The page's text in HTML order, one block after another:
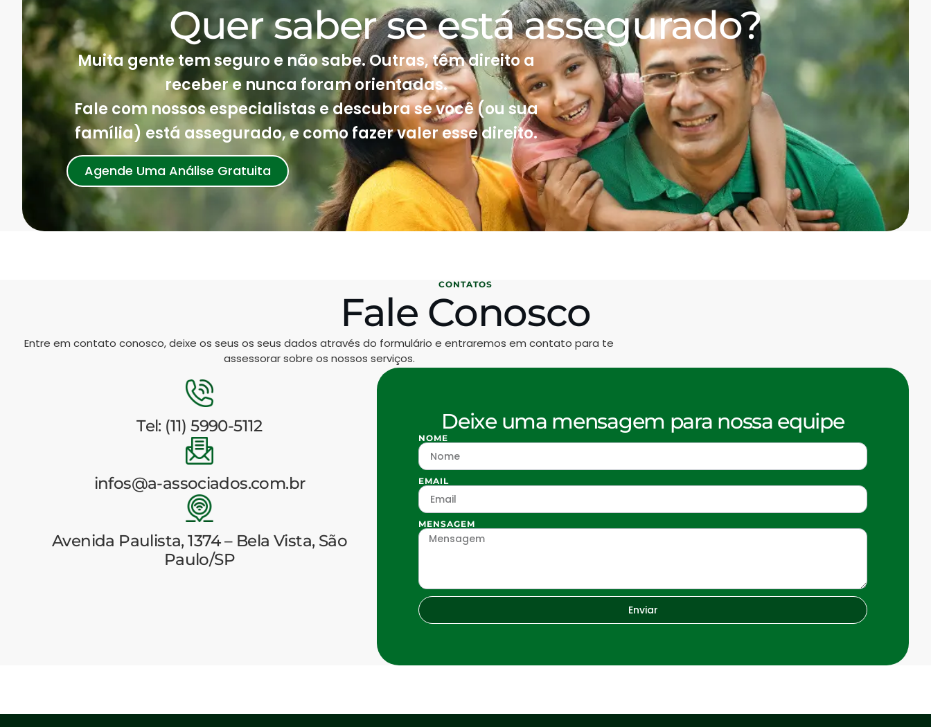
Quer saber se está assegurado?
Muita gente tem seguro e não sabe. Outras, têm direito a
receber e nunca foram orientadas.
Fale com nossos especialistas e descubra se você (ou sua
família) está assegurado, e como fazer valer esse direito.
Agende Uma Análise Gratuita
CONTATOS
Fale Conosco
Entre em contato conosco, deixe os seus os seus dados através do formulário e entraremos em contato para te
assessorar sobre os nossos serviços.
Tel: (11) 5990-5112
infos@a-associados.com.br
Avenida Paulista, 1374 – Bela Vista, São
Paulo/SP
Deixe uma mensagem para nossa equipe
NOME
EMAIL
MENSAGEM
Enviar